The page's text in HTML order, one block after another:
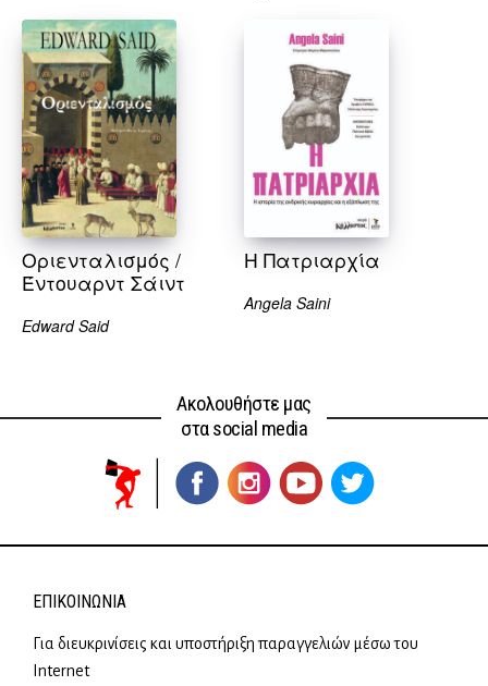
Οριενταλισμός /
Έντουαρντ Σάιντ
Edward Said
H Πατριαρχία
Angela Saini
Ακολουθήστε μας
στα social media
ΕΠΙΚΟΙΝΩΝΊΑ
Για διευκρινίσεις και υποστήριξη παραγγελιών μέσω του
Internet